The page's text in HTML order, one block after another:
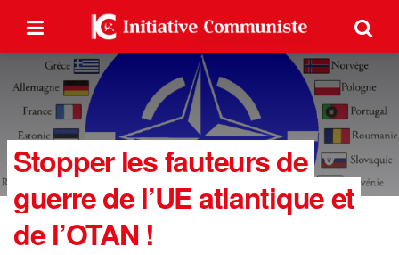
Stopper les fauteurs de
guerre de l’UE atlantique et
de l’OTAN !